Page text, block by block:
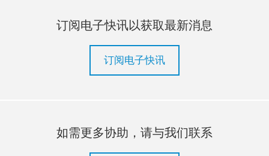
订阅电子快讯以获取最新消息
订阅电子快讯
如需更多协助，请与我们联系